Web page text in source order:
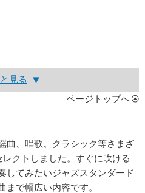
見る
ページトップへ
曲、唱歌、クラシック等さまざ
クトしました。すぐに吹ける
してみたいジャズスタンダード
まで幅広い内容です。